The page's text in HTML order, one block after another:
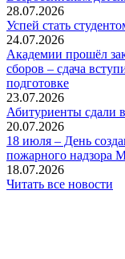
28.07.2026
️Успей стать
24.07.2026
Академии прошёл
сборов – сдача
подготовке
23.07.2026
Абитуриенты сдали
20.07.2026
18 июля – День
пожарного надзора
18.07.2026
Читать все новости